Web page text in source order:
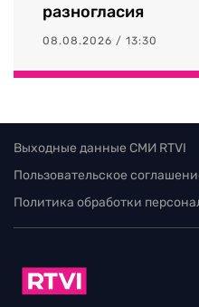
разногласия
08.08.2026 / 13:30
Выходные данные СМИ RTVI
Пользовательское
Политика обработки